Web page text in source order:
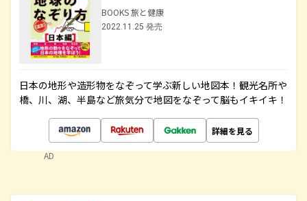
BOOKS 旅と健康
2022.11.25 発売
日本の地形や造形物をなぞって学ぶ新しい地図本！観光名所や
橋、川、湖、半島など旅気分で地図をなぞって脳もイキイキ！
詳細を見る
AD